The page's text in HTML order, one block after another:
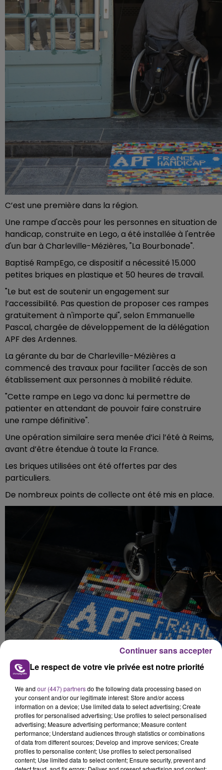
C’est une première dans la région.
Une rampe d'accès pour les personnes en situation de
handicap, construite en Lego, a été installée à l'entrée
d'un bar à Charleville-Mézières, "La Bourbonade".
Baptisé RampEgo, ce dispositif a nécessité 15.000
petites briques en plastique et 50 heures de travail.
"Le but est de soutenir un engagement sur
l’accessibilité. Pas question de proposer ces rampes
gratuitement à n'importe qui", selon Emmanuelle
Pascal, chargée de développement de la délégation
APF des Ardennes.
La gérante du bar de Charleville-Mézières a
commencé des travaux pour faciliter l'accès de son
établissement aux personnes à mobilité réduite.
"Cette rampe en Lego va donc lui permettre de
patienter en attendant de pouvoir faire construire
une rampe définitive".
Une opération similaire sera menée d’ici l’été à Reims,
avant d’être étendue à toute la France.
Les briques utilisées ont été offertes par des
particuliers.
De nombreux points de collecte ont été mis en place.
Le respect de votre vie privée est notre priorité
We and our (447) partnersdo the following data processing based on
your consent and/or our legitimate interest: Store and/or access
information on a device; Use limited data to select advertising; Create
profiles for personalised advertising; Use profiles to select personalised
advertising; Measure advertising performance; Measure content
performance; Understand audiences through statistics or combinations
of data from different sources; Develop and improve services; Create
profiles to personalise content; Use profiles to select personalised
content; Use limited data to select content; Ensure security, prevent and
Continuer sans accepter